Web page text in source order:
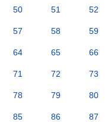
50 51 52
57 58 59
64 65 66
71 72 73
78 79 80
85 86 87